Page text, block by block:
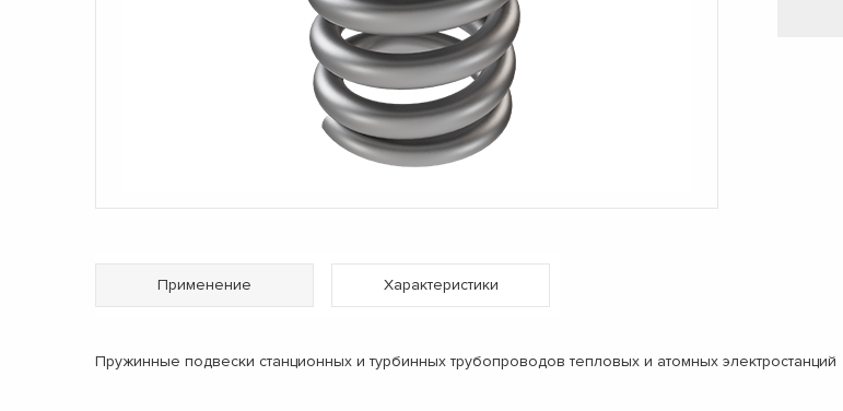
Применение Характеристики
Пружинные подвески станционных и турбинных трубопроводов тепловых и атомных электростанций